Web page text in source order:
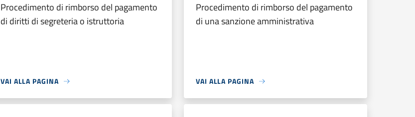
Procedimento di rimborso del pagamento
di diritti di segreteria o istruttoria
VAI ALLA PAGINA
Procedimento di rimborso del pagamento
di una sanzione amministrativa
VAI ALLA PAGINA